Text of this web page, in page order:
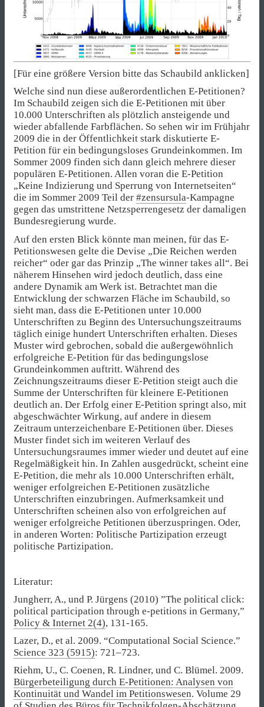
[Für eine größere Version bitte das Schaubild anklicken]
Welche sind nun diese außerordentlichen E-Petitionen?
Im Schaubild zeigen sich die E-Petitionen mit über
10.000 Unterschriften als plötzlich ansteigende und
wieder abfallende Farbflächen. So sehen wir im Frühjahr
2009 die in der Öffentlichkeit stark diskutierte E-
Petition für ein bedingungsloses Grundeinkommen. Im
Sommer 2009 finden sich dann gleich mehrere dieser
populären E-Petitionen. Allen voran die E-Petition
„Keine Indizierung und Sperrung von Internetseiten“
die im Sommer 2009 Teil der #zensursula-Kampagne
gegen das umstrittene Netzsperrengesetz der damaligen
Bundesregierung wurde.
Auf den ersten Blick könnte man meinen, für das E-
Petitionswesen gelte die Devise „Die Reichen werden
reicher“ oder gar das Prinzip „The winner takes all“. Bei
näherem Hinsehen wird jedoch deutlich, dass eine
andere Dynamik am Werk ist. Betrachtet man die
Entwicklung der schwarzen Fläche im Schaubild, so
sieht man, dass die E-Petitionen unter 10.000
Unterschriften zu Beginn des Untersuchungszeitraums
täglich einige hundert Unterschriften erhalten. Dieses
Muster wird gebrochen, sobald die außergewöhnlich
erfolgreiche E-Petition für das bedingungslose
Grundeinkommen auftritt. Während des
Zeichnungszeitraums dieser E-Petition steigt auch die
Summe der Unterschriften für kleinere E-Petitionen
deutlich an. Der Erfolg einer E-Petition springt also, mit
abgeschwächter Wirkung, auf andere in diesem
Zeitraum unterzeichenbare E-Petitionen über. Dieses
Muster findet sich im weiteren Verlauf des
Untersuchungsraumes immer wieder und deutet auf eine
Regelmäßigkeit hin. In Zahlen ausgedrückt, scheint eine
E-Petition, die mehr als 10.000 Unterschriften erhält,
weniger erfolgreichen E-Petitionen zusätzliche
Unterschriften einzubringen. Aufmerksamkeit und
Unterschriften scheinen also von erfolgreichen auf
weniger erfolgreiche Petitionen überzuspringen. Oder,
in anderen Worten: Politische Partizipation erzeugt
politische Partizipation.
Literatur:
Jungherr, A., und P. Jürgens (2010) ”The political click:
political participation through e-petitions in Germany,”
Policy & Internet 2(4), 131-165.
Lazer, D., et al. 2009. “Computational Social Science.”
Science 323 (5915): 721–723.
Riehm, U., C. Coenen, R. Lindner, und C. Blümel. 2009.
Bürgerbeteiligung durch E-Petitionen: Analysen von
Kontinuität und Wandel im Petitionswesen. Volume 29